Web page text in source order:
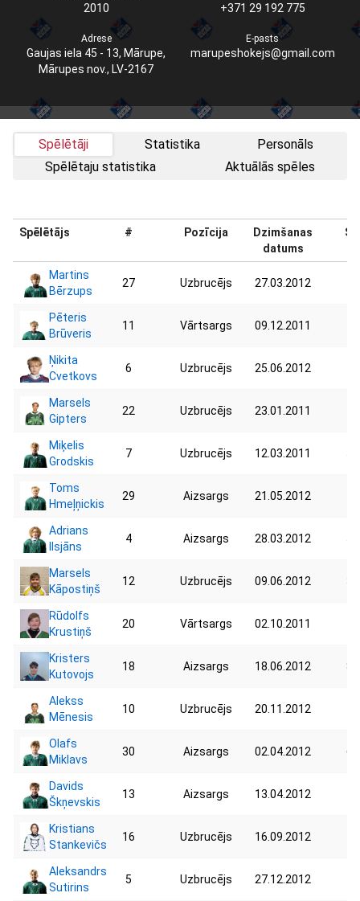
2010 +371 29 192 775
Adrese
Gaujas iela 45 - 13, Mārupe,
Mārupes nov., LV-2167
E-pasts
marupeshokejs@gmail.com
Spēlētāji Statistika
Personāls
Spēlētaju statistika
Aktuālās spēles
Spēlētājs # Pozīcija
Dzimšanas
datums
Martins
Bērzups
27 Uzbrucējs 27.03.2012
Pēteris
Brūveris
11 Vārtsargs 09.12.2011
Ņikita
Cvetkovs
6 Uzbrucējs 25.06.2012
Marsels
Gipters
22 Uzbrucējs 23.01.2011
Miķelis
Grodskis
7 Uzbrucējs 12.03.2011
Toms
Hmeļņickis
29 Aizsargs 21.05.2012
Adrians
Ilsjāns
4 Aizsargs 28.03.2012
Marsels
Kāpostiņš
12 Uzbrucējs 09.06.2012
Rūdolfs
Krustiņš
20 Vārtsargs 02.10.2011
Kristers
Kutovojs
18 Aizsargs 18.06.2012
Alekss
Mēnesis
10 Uzbrucējs 20.11.2012
Olafs
Miklavs
30 Aizsargs 02.04.2012
Davids
Škņevskis
13 Aizsargs 13.04.2012
Kristians
Stankevičs
16 Uzbrucējs 16.09.2012
Aleksandrs
Sutirins
5 Uzbrucējs 27.12.2012